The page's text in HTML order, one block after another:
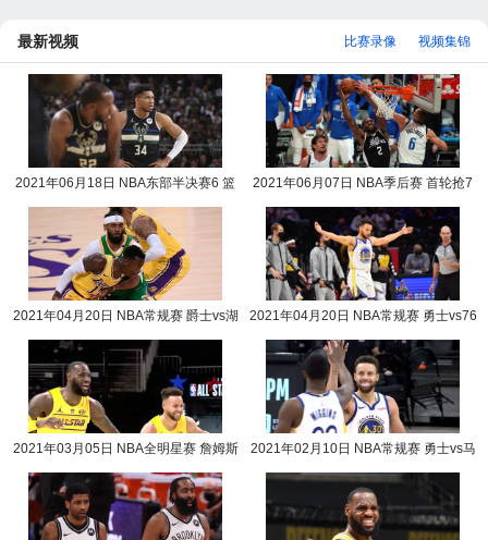
最新视频 视频集锦
比赛录像
2021年06月18日 NBA东部半决赛6 篮
2021年06月07日 NBA季后赛 首轮抢7
2021年04月20日 NBA常规赛 爵士vs湖
2021年04月20日 NBA常规赛 勇士vs76
2021年03月05日 NBA全明星赛 詹姆斯
2021年02月10日 NBA常规赛 勇士vs马